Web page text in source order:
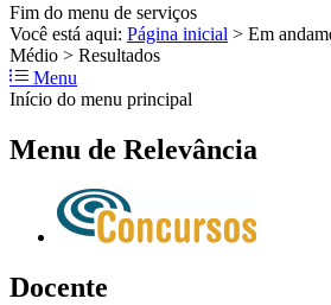
Fim do menu de serviços
Você está aqui: Página inicial > Em
Médio > Resultados
Menu
Início do menu principal
Menu de Relevância
Docente